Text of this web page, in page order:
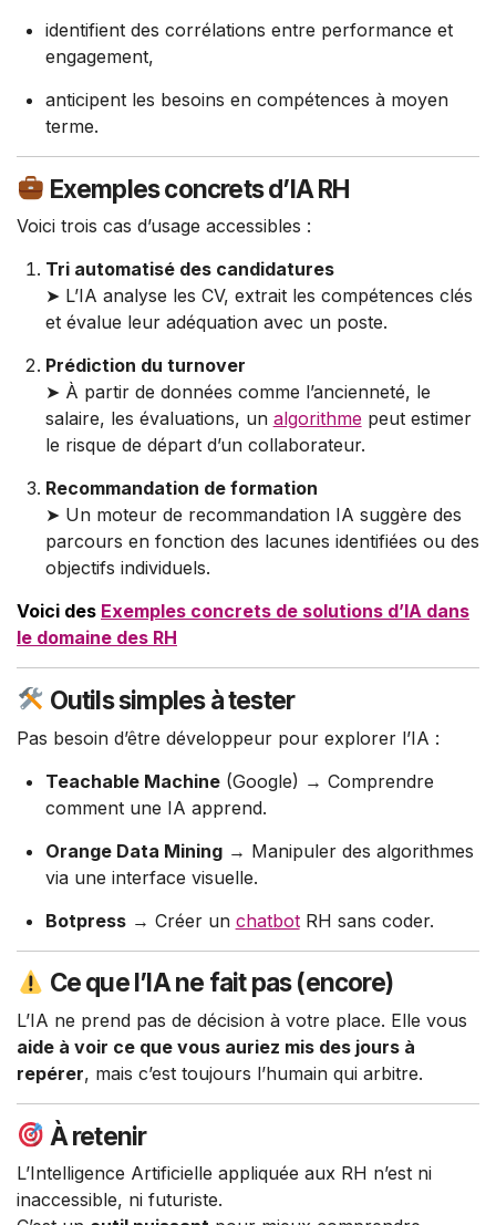
identifient des corrélations entre performance et
engagement,
anticipent les besoins en compétences à moyen
terme.
Exemples concrets d’IA RH
Voici trois cas d’usage accessibles :
Tri automatisé des candidatures
➤ L’IA analyse les CV, extrait les compétences clés
et évalue leur adéquation avec un poste.
Prédiction du turnover
➤ À partir de données comme l’ancienneté, le
salaire, les évaluations, un algorithme peut estimer
le risque de départ d’un collaborateur.
Recommandation de formation
➤ Un moteur de recommandation IA suggère des
parcours en fonction des lacunes identifiées ou des
objectifs individuels.
Voici des Exemples concrets de solutions d’IA dans
le domaine des RH
Outils simples à tester
Pas besoin d’être développeur pour explorer l’IA :
Teachable Machine(Google) → Comprendre
comment une IA apprend.
Orange Data Mining→ Manipuler des algorithmes
via une interface visuelle.
Botpress→ Créer un chatbotRH sans coder.
Ce que l’IA ne fait pas (encore)
L’IA ne prend pas de décision à votre place. Elle vous
aide à voir ce que vous auriez mis des jours à
repérer, mais c’est toujours l’humain qui arbitre.
À retenir
L’Intelligence Artificielle appliquée aux RH n’est ni
inaccessible, ni futuriste.